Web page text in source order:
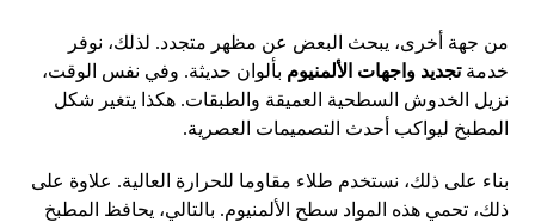
من جهة أخرى، يبحث البعض عن مظهر متجدد. لذلك، نوفر
خدمةتجديد واجهات الألمنيوم بألوان حديثة. وفي نفس الوقت،
نزيل الخدوش السطحية العميقة والطبقات. هكذا يتغير شكل
المطبخ ليواكب أحدث التصميمات العصرية.
بناء على ذلك، نستخدم طلاء مقاوما للحرارة العالية. علاوة على
ذلك، تحمي هذه المواد سطح الألمنيوم. بالتالي، يحافظ المطبخ